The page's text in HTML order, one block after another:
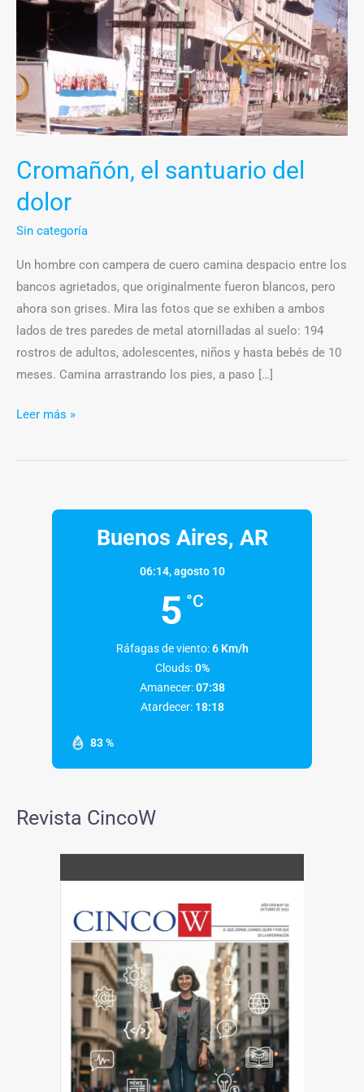
Cromañón, el santuario del
dolor
Sin categoría
Un hombre con campera de cuero camina despacio entre los
bancos agrietados, que originalmente fueron blancos, pero
ahora son grises. Mira las fotos que se exhiben a ambos
lados de tres paredes de metal atornilladas al suelo: 194
rostros de adultos, adolescentes, niños y hasta bebés de 10
meses. Camina arrastrando los pies, a paso […]
santuario
del
dolor
Leer más »
Buenos Aires, AR
06:14,agosto 10
5 °C
83 %
Ráfagas de viento: 6 Km/h
Clouds: 0%
Amanecer: 07:38
Atardecer: 18:18
Revista CincoW